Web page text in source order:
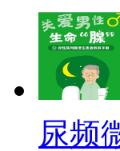
尿频